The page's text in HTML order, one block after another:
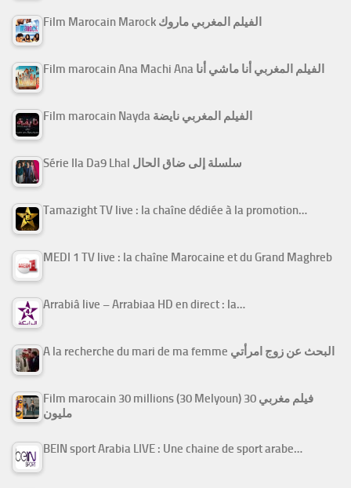
Film Marocain Marock الفيلم المغربي ماروك
Film marocain Ana Machi Ana الفيلم المغربي أنا ماشي أنا
Film marocain Nayda الفيلم المغربي نايضة
Série Ila Da9 Lhal سلسلة إلى ضاق الحال
Tamazight TV live : la chaîne dédiée à la promotion…
MEDI 1 TV live : la chaîne Marocaine et du Grand Maghreb
Arrabiâ live – Arrabiaa HD en direct : la…
A la recherche du mari de ma femme البحث عن زوج امرأتي
Film marocain 30 millions (30 Melyoun) فيلم مغربي 30
مليون
BEIN sport Arabia LIVE : Une chaine de sport arabe…